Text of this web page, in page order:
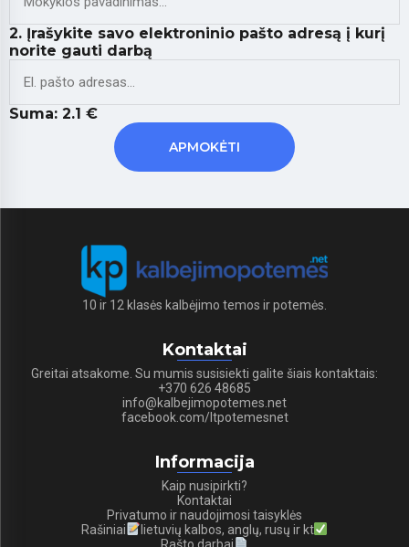
2. Įrašykite savo elektroninio pašto adresą į kurį
norite gauti darbą
Suma: 2.1 €
10 ir 12 klasės kalbėjimo temos ir potemės.
Kontaktai
Greitai atsakome. Su mumis susisiekti galite šiais kontaktais:
+370 626 48685
info@kalbejimopotemes.net
facebook.com/ltpotemesnet
Informacija
Kaip nusipirkti?
Kontaktai
Privatumo ir naudojimosi taisyklės
Rašiniai
lietuvių kalbos, anglų, rusų ir kt